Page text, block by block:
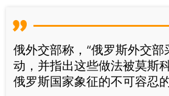
俄外交部称，“俄罗斯外交部
动，并指出这些做法被莫斯
俄罗斯国家象征的不可容忍的